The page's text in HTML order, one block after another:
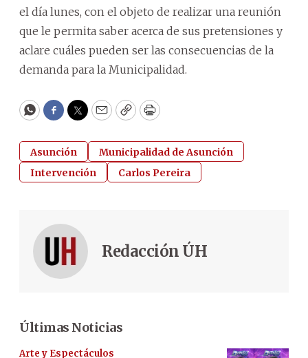
el día lunes, con el objeto de realizar una reunión
que le permita saber acerca de sus pretensiones y
aclare cuáles pueden ser las consecuencias de la
demanda para la Municipalidad.
WhatsApp
Facebook
Twitter
EmailCopyPrint
Asunción
Municipalidad de Asunción
Intervención
Carlos Pereira
Redacción ÚH
Últimas Noticias
Arte y Espectáculos